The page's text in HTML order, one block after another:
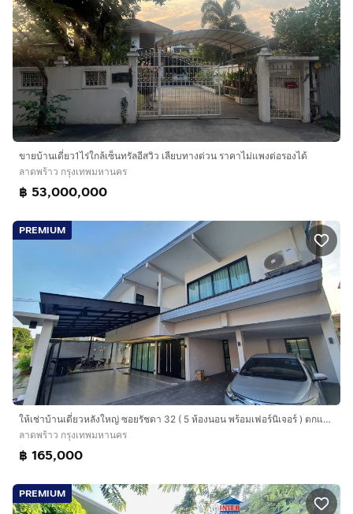
ขายบ้านเดี่ยว1ไร่ใกล้เซ็นทรัลอีสวิว เลียบทางด่วน ราคาไม่แพงต่อรองได้
ลาดพร้าว กรุงเทพมหานคร
฿ 53,000,000
PREMIUM
ให้เช่าบ้านเดี่ยวหลังใหญ่ ซอยรัชดา 32 ( 5 ห้องนอน พร้อมเฟอร์นิเจอร์ ) ตกแต่งModern
ลาดพร้าว กรุงเทพมหานคร
฿ 165,000
PREMIUM